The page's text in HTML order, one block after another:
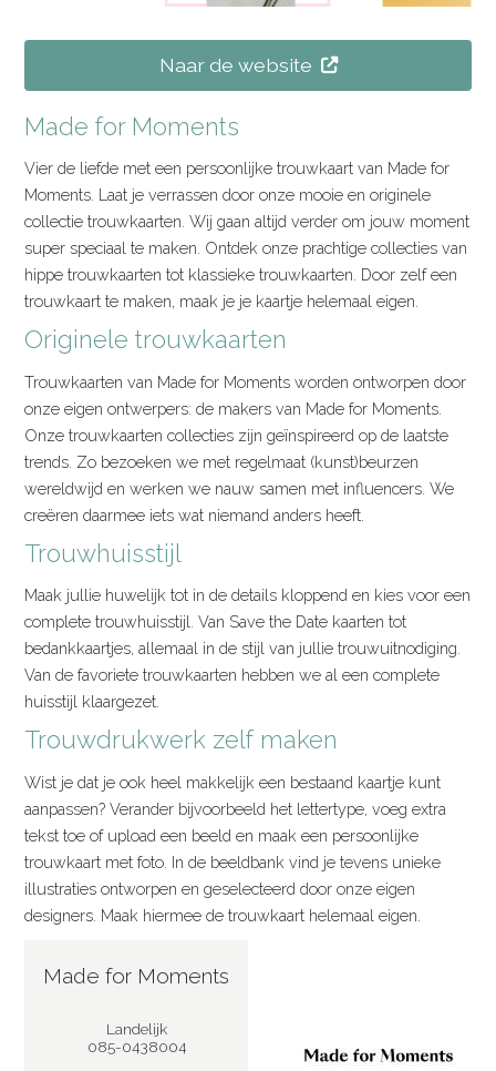
Naar de website
Made for Moments
Vier de liefde met een persoonlijke trouwkaart van Made for
Moments. Laat je verrassen door onze mooie en originele
collectie trouwkaarten. Wij gaan altijd verder om jouw moment
super speciaal te maken. Ontdek onze prachtige collecties van
hippe trouwkaarten tot klassieke trouwkaarten. Door zelf een
trouwkaart te maken, maak je je kaartje helemaal eigen.
Originele trouwkaarten
Trouwkaarten van Made for Moments worden ontworpen door
onze eigen ontwerpers: de makers van Made for Moments.
Onze trouwkaarten collecties zijn geïnspireerd op de laatste
trends. Zo bezoeken we met regelmaat (kunst)beurzen
wereldwijd en werken we nauw samen met influencers. We
creëren daarmee iets wat niemand anders heeft.
Trouwhuisstijl
Maak jullie huwelijk tot in de details kloppend en kies voor een
complete trouwhuisstijl. Van Save the Date kaarten tot
bedankkaartjes, allemaal in de stijl van jullie trouwuitnodiging.
Van de favoriete trouwkaarten hebben we al een complete
huisstijl klaargezet.
Trouwdrukwerk zelf maken
Wist je dat je ook heel makkelijk een bestaand kaartje kunt
aanpassen? Verander bijvoorbeeld het lettertype, voeg extra
tekst toe of upload een beeld en maak een persoonlijke
trouwkaart met foto. In de beeldbank vind je tevens unieke
illustraties ontworpen en geselecteerd door onze eigen
designers. Maak hiermee de trouwkaart helemaal eigen.
Made for Moments
Landelijk
085-0438004